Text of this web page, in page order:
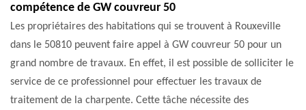
compétence de GW couvreur 50
Les propriétaires des habitations qui se trouvent à Rouxeville
dans le 50810 peuvent faire appel à GW couvreur 50 pour un
grand nombre de travaux. En effet, il est possible de solliciter le
service de ce professionnel pour effectuer les travaux de
traitement de la charpente. Cette tâche nécessite des